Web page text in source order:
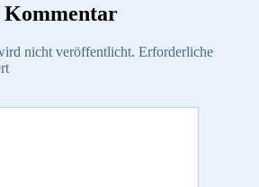
Kommentar
nicht veröffentlicht. Erforderliche